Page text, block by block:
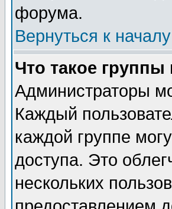
форума.
Вернуться к началу
Что такое группы
Администраторы
Каждый
каждой группе
доступа. Это
нескольких